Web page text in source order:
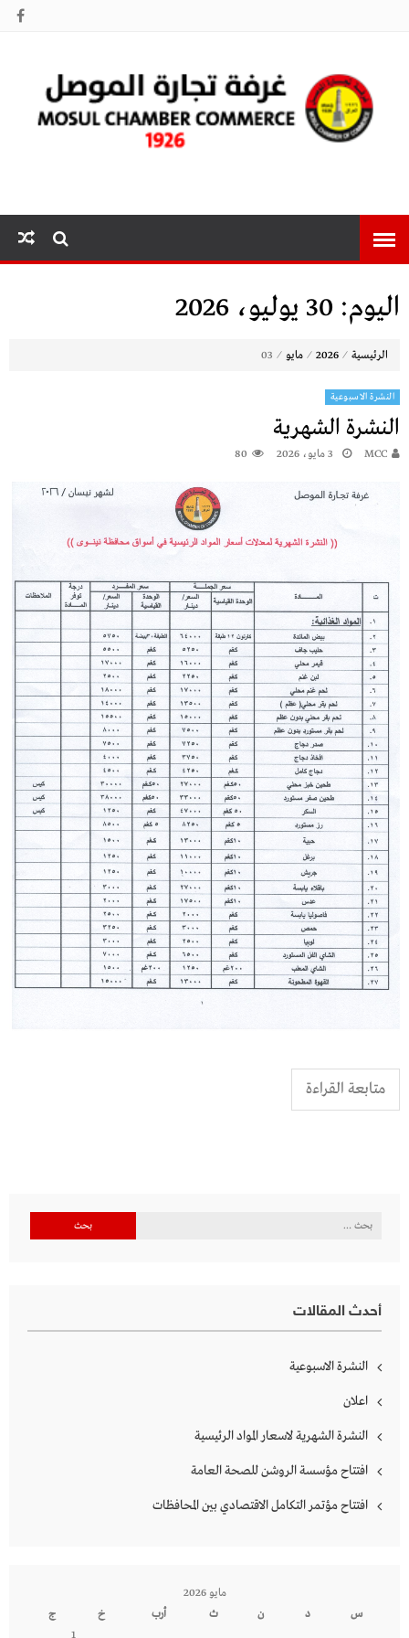
الموصل
اليوم: 30 يوليو، 2026
الرئيسية ⁄
2026
⁄ مايو ⁄
03
النشرة الاسبوعية
النشرة الشهرية
MCC 3 مايو، 2026 80
متابعة القراءة
البحث
أحدث المقالات
النشرة الاسبوعية
اعلان
النشرة الشهرية لاسعار المواد الرئيسية
افتتاح مؤسسة الروشن للصحة العامة
افتتاح مؤتمر التكامل الاقتصادي بين المحافظات
مايو 2026
س
د ن ث أرب خ
ج